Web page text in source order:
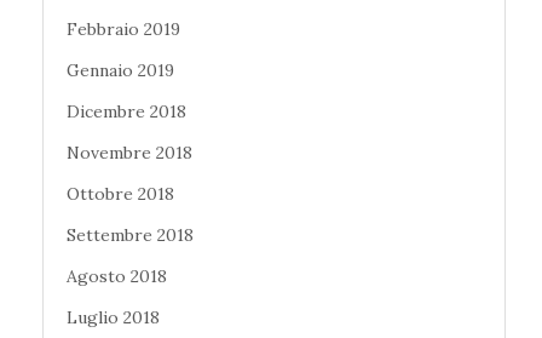
Febbraio 2019
Gennaio 2019
Dicembre 2018
Novembre 2018
Ottobre 2018
Settembre 2018
Agosto 2018
Luglio 2018